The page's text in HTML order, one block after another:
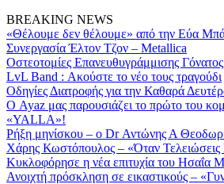
BREAKING NEWS
«Θέλουμε δεν θέλουμε» από την Εύα
Συνεργασία Έλτον Τζον – Metallica
Οστεοτομίες Επανευθυγράμμισης Γόνατος
LvL Band : Ακούστε το νέο τους τραγούδι
Οδηγίες Διατροφής για την Καθαρά
Ο Ayaz μας παρουσιάζει το πρώτο του
«YALLA»!
Ρήξη μηνίσκου – o Dr Αντώνης Α
Χάρης Κωστόπουλος – «Όταν
Κυκλοφόρησε η νέα επιτυχία του ­Ησαΐα
Ανοιχτή πρόσκληση σε εικαστικούς –